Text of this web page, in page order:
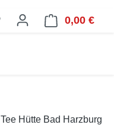
0,00 €
Tee Hütte Bad Harzburg